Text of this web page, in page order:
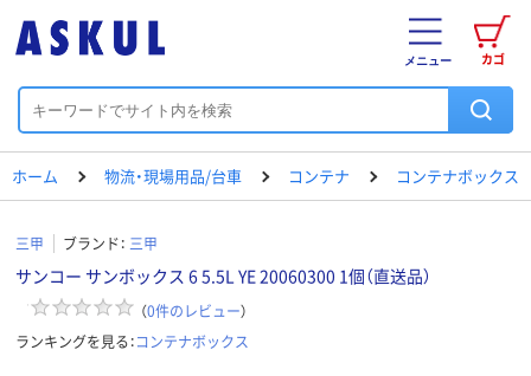
カゴ
メニュー
ホーム 物流・現場用品/台車 コンテナ コンテナボックス
三甲 ブランド： 三甲
サンコー サンボックス 6 5.5L YE 20060300 1個（直送品）
（0件のレビュー）
ランキングを見る：コンテナボックス